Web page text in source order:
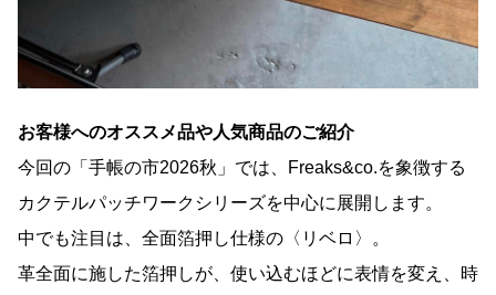
お客様へのオススメ品や人気商品のご紹介
今回の「手帳の市2026秋」では、Freaks&co.を象徴する
カクテルパッチワークシリーズを中心に展開します。
中でも注目は、全面箔押し仕様の〈リベロ〉。
革全面に施した箔押しが、使い込むほどに表情を変え、時